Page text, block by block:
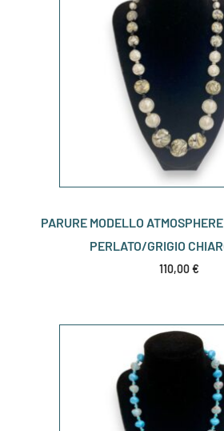
PARURE MODELLO
PERLATO/GRIGIO
110,00€